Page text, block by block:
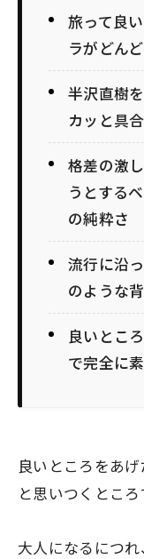
旅って良
ラがどん
半沢直樹
カッと具合
格差の激
うとする
の純粋さ
流行に沿
のような
良いとこ
で完全に
良いところをあ
と思いつくところ
大人になるにつ